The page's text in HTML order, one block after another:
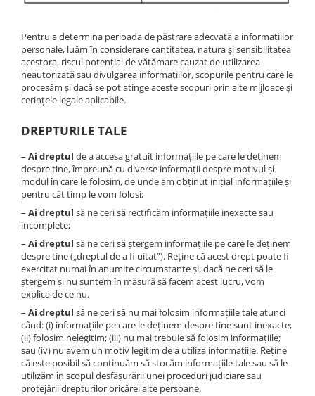
Pentru a determina perioada de păstrare adecvată a informațiilor
personale, luăm în considerare cantitatea, natura și sensibilitatea
acestora, riscul potențial de vătămare cauzat de utilizarea
neautorizată sau divulgarea informațiilor, scopurile pentru care le
procesăm și dacă se pot atinge aceste scopuri prin alte mijloace și
cerințele legale aplicabile.
DREPTURILE TALE
– Ai dreptul de a accesa gratuit informațiile pe care le deținem
despre tine, împreună cu diverse informații despre motivul și
modul în care le folosim, de unde am obținut inițial informațiile și
pentru cât timp le vom folosi;
– Ai dreptul să ne ceri să rectificăm informațiile inexacte sau
incomplete;
– Ai dreptul să ne ceri să ștergem informațiile pe care le deținem
despre tine („dreptul de a fi uitat”). Reține că acest drept poate fi
exercitat numai în anumite circumstanțe și, dacă ne ceri să le
ștergem și nu suntem în măsură să facem acest lucru, vom
explica de ce nu.
– Ai dreptul să ne ceri să nu mai folosim informațiile tale atunci
când: (i) informațiile pe care le deținem despre tine sunt inexacte;
(ii) folosim nelegitim; (iii) nu mai trebuie să folosim informațiile;
sau (iv) nu avem un motiv legitim de a utiliza informațiile. Reține
că este posibil să continuăm să stocăm informațiile tale sau să le
utilizăm în scopul desfășurării unei proceduri judiciare sau
protejării drepturilor oricărei alte persoane.